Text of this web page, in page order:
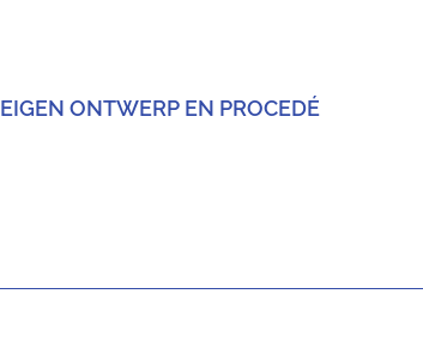
EIGEN ONTWERP EN PROCEDÉ